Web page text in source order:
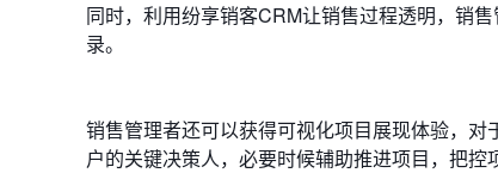
同时，利用纷享销客CRM让销售过程透明，销
录。
销售管理者还可以获得可视化项目展现体验，
户的关键决策人，必要时候辅助推进项目，把控